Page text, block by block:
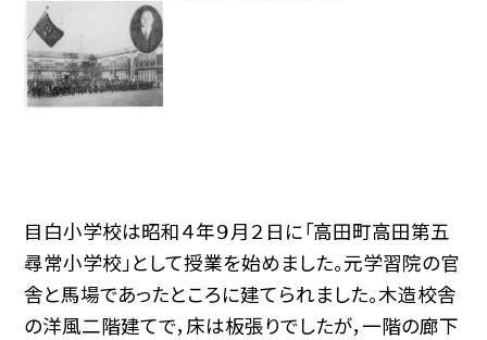
目白小学校は昭和４年９月２日に「高田町高田第五
尋常小学校」として授業を始めました。元学習院の官
舎と馬場であったところに建てられました。木造校舎
の洋風二階建てで，床は板張りでしたが，一階の廊下